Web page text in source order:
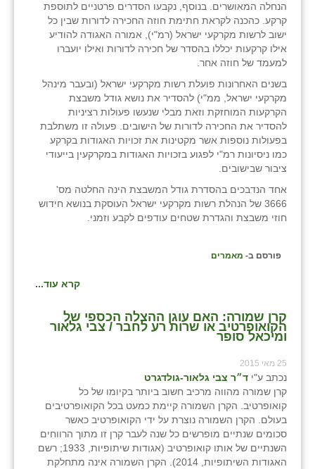
הנחלה המאושרים. בנוסף, נקבעו הסדרים פרטניים לתוספת
קרקע. כהכנה לקראת חתימת חוזה החכירה לדורות שבין כל
ישוב לרשות מקרקעי ישראל (רמ"י), אמורה האגודה להודיע
אילו קרקעות יכללו בהסדר של חכירה לדורות ואילו יועברו
למעמד של חוזה אחר.
בשנים האחרונות פועלת רשות מקרקעי ישראל (ובעבר מינהל
מקרקעי ישראל, ממ"י) להסדיר את נושא גודל משבצת
הקרקעות המוחזקת וזאת מבלי שנעשו פעולות רציניות
להסדיר את החכירה לדורות של הישובים. פעולה זו משתלבת
בפעולות נוספות אשר מקטינות את זכויות האגודות בקרקע
כמו ניסיונות רמ"י לפגוע בזכויות האגודות במקרקעין בייעודי
ציבור שבישובים.
אחד הנדבכים בהסדרת גודל המשבצת הינה החלטה מס'
3666 של הנהלת רשות מקרקעי ישראל העוסקת בנושא חידוש
חוזי משבצת והגדרת שטחים עודפים לקבע וזמני.
פורסם ב- מאמרים
קרא עוד...
קרן שמורה: האם עוגן ההצלה הכספי של
הקואופרטיב או שרות רע לחבר / צבי גלאור
ומיכאל סופר
25 מאי 2015
נכתב ע"י ד״ר צבי גלאור-גולדגרט
קרן שמורה מהווה מרכיב חשוב ביותר בקיומו של כל
קואופרטיב. הקרן השמורה קיימת כמעט בכל הקואופרטיבים
בעולם. הקרן השמורה נוצרת על ידי הקואופרטיב כאשר
סכומים שנתיים מופרשים כל שנה לעבר קרן זו מתוך הרווחים
השנתיים של אותו קואופרטיב (אגודות שיתופיות, 1933; רשם
האגודות השיתופיות, 2014). הקרן השמורה אינה מתחלקת